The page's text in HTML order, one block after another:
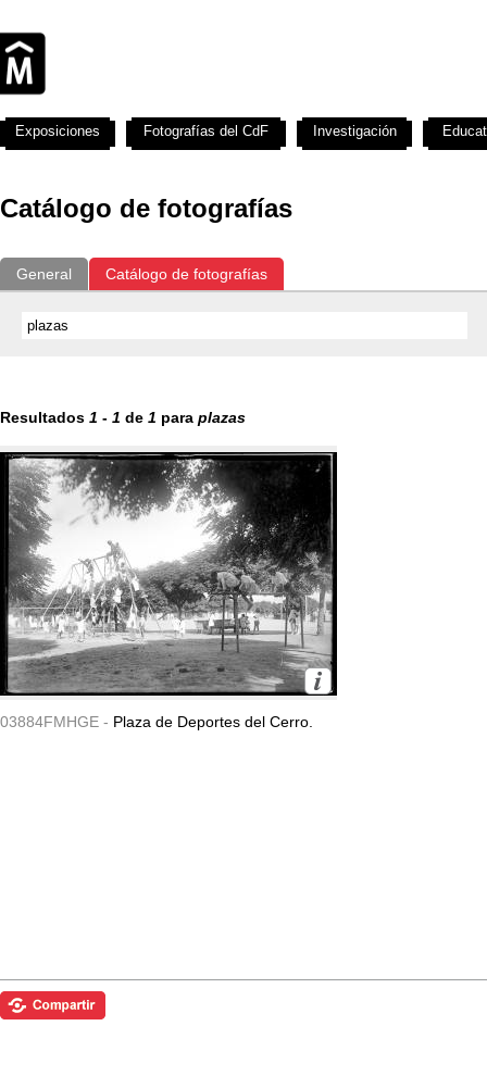
Catálogo de fotografías
General Catálogo de fotografías
Resultados 1 - 1 de 1 para plazas
03884FMHGE - Plaza de Deportes del Cerro.
Exposiciones Fotografías del CdF Investigación